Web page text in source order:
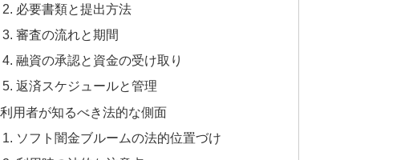
必要書類と提出方法
審査の流れと期間
融資の承認と資金の受け取り
返済スケジュールと管理
利用者が知るべき法的な側面
ソフト闇金ブルームの法的位置づけ